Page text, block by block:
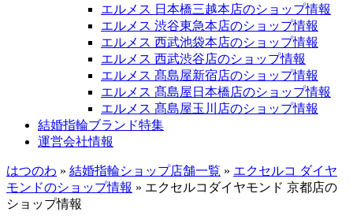
エルメス 日本橋三越本店のショップ情報
エルメス 渋谷東急本店のショップ情報
エルメス 西武池袋本店のショップ情報
エルメス 西武渋谷店のショップ情報
エルメス 髙島屋新宿店のショップ情報
エルメス 髙島屋日本橋店のショップ情報
エルメス 髙島屋玉川店のショップ情報
結婚指輪ブランド特集
運営会社情報
はつのわ » 結婚指輪ショップ店舗一覧 » エクセルコ ダイヤ
モンドのショップ情報 » エクセルコダイヤモンド 京都店の
ショップ情報